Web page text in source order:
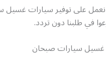
على توفير سيارات
في طلبنا دون تردد.
غسيل سيارات صبحان